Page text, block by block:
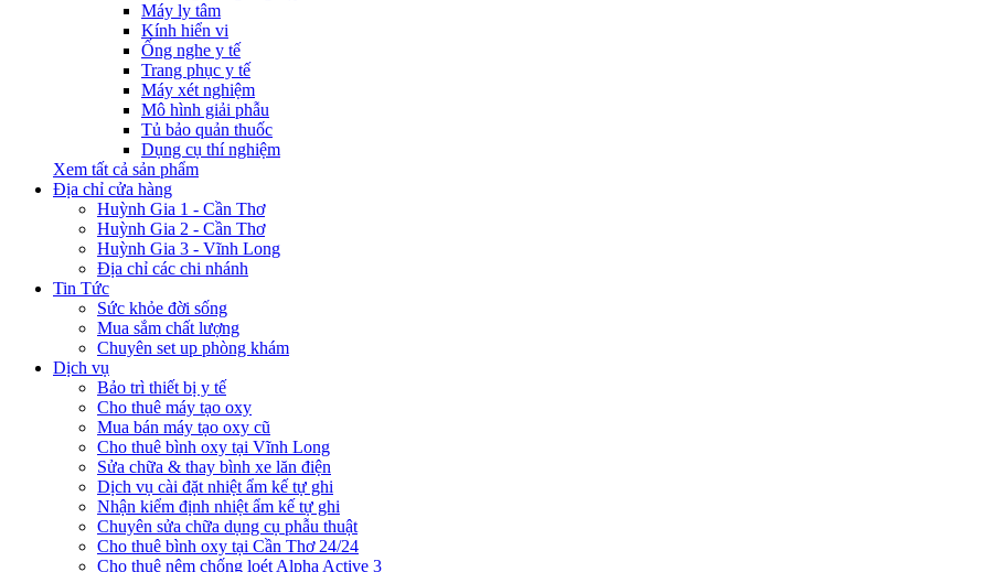
Máy ly tâm
Kính hiển vi
Ống nghe y tế
Trang phục y tế
Máy xét nghiệm
Mô hình giải phẫu
Tủ bảo quản thuốc
Dụng cụ thí nghiệm
Xem tất cả sản phẩm
Địa chỉ cửa hàng
Huỳnh Gia 1 - Cần Thơ
Huỳnh Gia 2 - Cần Thơ
Huỳnh Gia 3 - Vĩnh Long
Địa chỉ các chi nhánh
Tin Tức
Sức khỏe đời sống
Mua sắm chất lượng
Chuyên set up phòng khám
Dịch vụ
Bảo trì thiết bị y tế
Cho thuê máy tạo oxy
Mua bán máy tạo oxy cũ
Cho thuê bình oxy tại Vĩnh Long
Sửa chữa & thay bình xe lăn điện
Dịch vụ cài đặt nhiệt ẩm kế tự ghi
Nhận kiểm định nhiệt ẩm kế tự ghi
Chuyên sửa chữa dụng cụ phẫu thuật
Cho thuê bình oxy tại Cần Thơ 24/24
Cho thuê nệm chống loét Alpha Active 3